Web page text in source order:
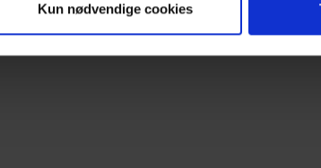
Kun nødvendige cookies